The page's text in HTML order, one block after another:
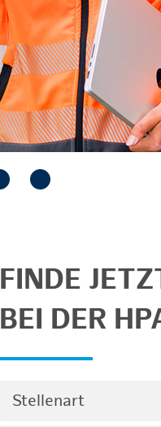
FINDE
BEI DER
Stellenart